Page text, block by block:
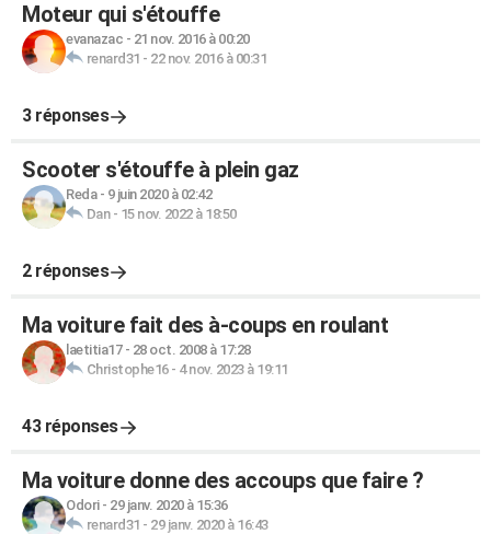
Moteur qui s'étouffe
evanazac - 21 nov. 2016 à 00:20
renard31 - 22 nov. 2016 à 00:31
3 réponses
Scooter s'étouffe à plein gaz
Reda- 9 juin 2020 à 02:42
Dan- 15 nov. 2022 à 18:50
2 réponses
Ma voiture fait des à-coups en roulant
laetitia17- 28 oct. 2008 à 17:28
Christophe16- 4 nov. 2023 à 19:11
43 réponses
Ma voiture donne des accoups que faire ?
Odori- 29 janv. 2020 à 15:36
renard31 - 29 janv. 2020 à 16:43